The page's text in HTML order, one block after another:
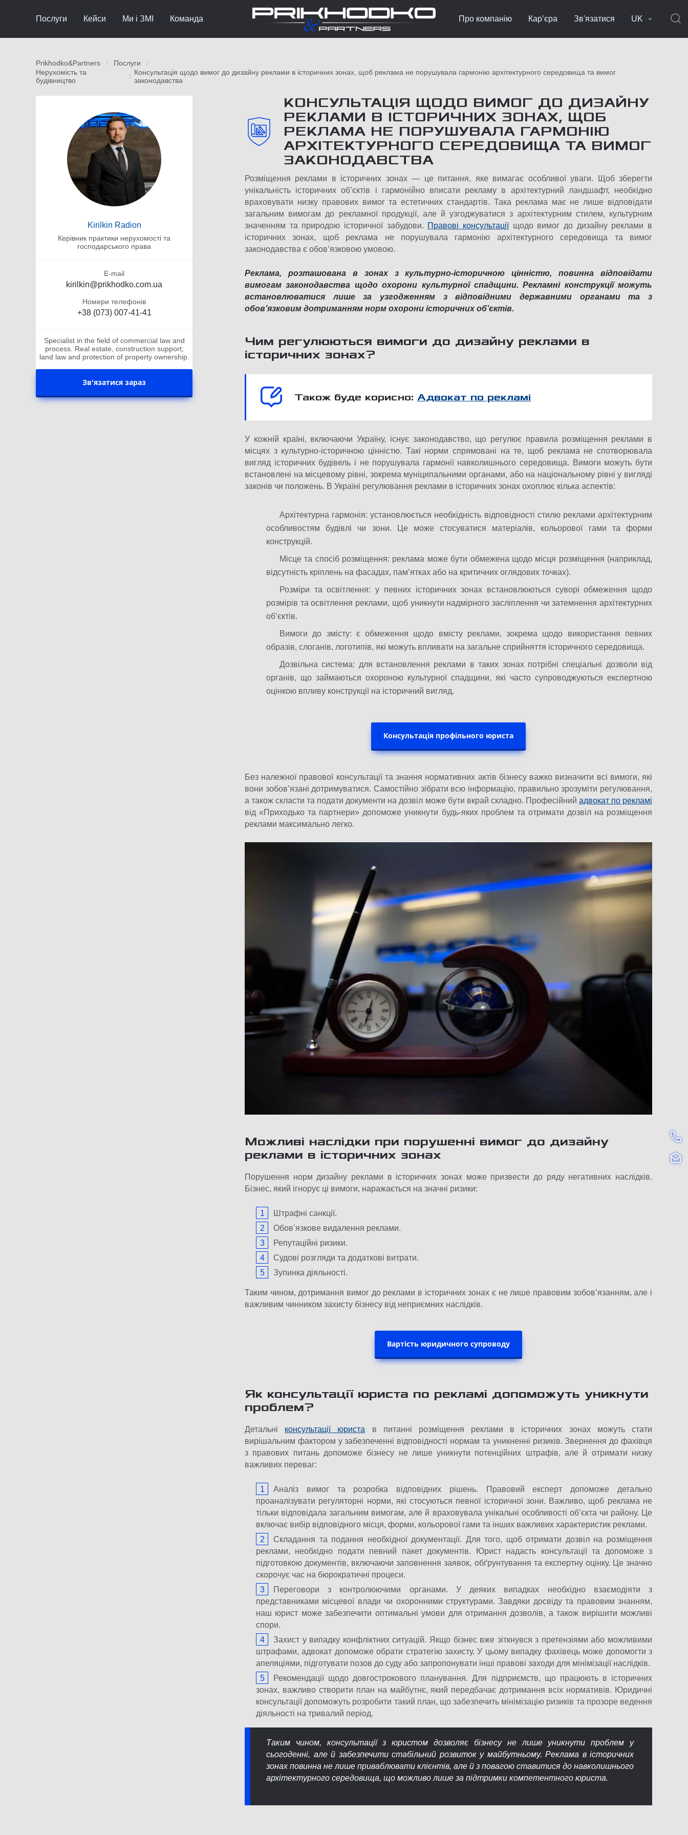
Послуги Кейси Ми і ЗМІ Команда Про компанію Кар’єра Зв'язатися UK
Prikhodko&Partners
Послуги
Нерухомість та
будівництво
Консультація щодо вимог до дизайну реклами в історичних зонах, щоб реклама не порушувала гармонію архітектурного середовища та вимог
законодавства
Kirilkin Radion
Керівник практики нерухомості та
господарського права
E-mail
kirilkin@prikhodko.com.ua
Номери телефонів
+38 (073) 007-41-41
Specialist in the field of commercial law and
process. Real estate, construction support;
land law and protection of property ownership.
Зв'язатися зараз
КОНСУЛЬТАЦІЯ ЩОДО ВИМОГ ДО ДИЗАЙНУ
РЕКЛАМИ В ІСТОРИЧНИХ ЗОНАХ, ЩОБ
РЕКЛАМА НЕ ПОРУШУВАЛА ГАРМОНІЮ
АРХІТЕКТУРНОГО СЕРЕДОВИЩА ТА ВИМОГ
ЗАКОНОДАВСТВА
Розміщення реклами в історичних зонах — це питання, яке вимагає особливої уваги. Щоб зберегти
унікальність історичних об’єктів і гармонійно вписати рекламу в архітектурний ландшафт, необхідно
враховувати низку правових вимог та естетичних стандартів. Така реклама має не лише відповідати
загальним вимогам до рекламної продукції, але й узгоджуватися з архітектурним стилем, культурним
значенням та природою історичної забудови. Правові консультаціїщодо вимог до дизайну реклами в
історичних зонах, щоб реклама не порушувала гармонію архітектурного середовища та вимог
законодавства є обов’язковою умовою.
Реклама, розташована в зонах з культурно-історичною цінністю, повинна відповідати
вимогам законодавства щодо охорони культурної спадщини. Рекламні конструкції можуть
встановлюватися лише за узгодженням з відповідними державними органами та з
обов’язковим дотриманням норм охорони історичних об’єктів.
Чим регулюються вимоги до дизайну реклами в
історичних зонах?
Також буде корисно: Адвокат по рекламі
У кожній країні, включаючи Україну, існує законодавство, що регулює правила розміщення реклами в
місцях з культурно-історичною цінністю. Такі норми спрямовані на те, щоб реклама не спотворювала
вигляд історичних будівель і не порушувала гармонії навколишнього середовища. Вимоги можуть бути
встановлені на місцевому рівні, зокрема муніципальними органами, або на національному рівні у вигляді
законів чи положень. В Україні регулювання реклами в історичних зонах охоплює кілька аспектів:
Архітектурна гармонія: установлюється необхідність відповідності стилю реклами архітектурним
особливостям будівлі чи зони. Це може стосуватися матеріалів, кольорової гами та форми
конструкцій.
Місце та спосіб розміщення: реклама може бути обмежена щодо місця розміщення (наприклад,
відсутність кріплень на фасадах, пам’ятках або на критичних оглядових точках).
Розміри та освітлення: у певних історичних зонах встановлюються суворі обмеження щодо
розмірів та освітлення реклами, щоб уникнути надмірного засліплення чи затемнення архітектурних
об’єктів.
Вимоги до змісту: є обмеження щодо вмісту реклами, зокрема щодо використання певних
образів, слоганів, логотипів, які можуть впливати на загальне сприйняття історичного середовища.
Дозвільна система: для встановлення реклами в таких зонах потрібні спеціальні дозволи від
органів, що займаються охороною культурної спадщини, які часто супроводжуються експертною
оцінкою впливу конструкції на історичний вигляд.
Консультація профільного юриста
Без належної правової консультації та знання нормативних актів бізнесу важко визначити всі вимоги, які
вони зобов’язані дотримуватися. Самостійно зібрати всю інформацію, правильно зрозуміти регулювання,
а також скласти та подати документи на дозвіл може бути вкрай складно. Професійний адвокат по рекламі
від «Приходько та партнери» допоможе уникнути будь-яких проблем та отримати дозвіл на розміщення
реклами максимально легко.
Можливі наслідки при порушенні вимог до дизайну
реклами в історичних зонах
Порушення норм дизайну реклами в історичних зонах може призвести до ряду негативних наслідків.
Бізнес, який ігнорує ці вимоги, наражається на значні ризики:
Штрафні санкції.
Обов’язкове видалення реклами.
Репутаційні ризики.
Судові розгляди та додаткові витрати.
Зупинка діяльності.
Таким чином, дотримання вимог до реклами в історичних зонах є не лише правовим зобов’язанням, але і
важливим чинником захисту бізнесу від неприємних наслідків.
Вартість юридичного супроводу
Як консультації юриста по рекламі допоможуть уникнути
проблем?
Детальні консультації юриста в питанні розміщення реклами в історичних зонах можуть стати
вирішальним фактором у забезпеченні відповідності нормам та уникненні ризиків. Звернення до фахівця
з правових питань допоможе бізнесу не лише уникнути потенційних штрафів, але й отримати низку
важливих переваг:
Аналіз вимог та розробка відповідних рішень. Правовий експерт допоможе детально
проаналізувати регуляторні норми, які стосуються певної історичної зони. Важливо, щоб реклама не
тільки відповідала загальним вимогам, але й враховувала унікальні особливості об’єкта чи району. Це
включає вибір відповідного місця, форми, кольорової гами та інших важливих характеристик реклами.
Складання та подання необхідної документації. Для того, щоб отримати дозвіл на розміщення
реклами, необхідно подати певний пакет документів. Юрист надасть консультації та допоможе з
підготовкою документів, включаючи заповнення заявок, обґрунтування та експертну оцінку. Це значно
скорочує час на бюрократичні процеси.
Переговори з контролюючими органами. У деяких випадках необхідно взаємодіяти з
представниками місцевої влади чи охоронними структурами. Завдяки досвіду та правовим знанням,
наш юрист може забезпечити оптимальні умови для отримання дозволів, а також вирішити можливі
спори.
Захист у випадку конфліктних ситуацій. Якщо бізнес вже зіткнувся з претензіями або можливими
штрафами, адвокат допоможе обрати стратегію захисту. У цьому випадку фахівець може допомогти з
апеляціями, підготувати позов до суду або запропонувати інші правові заходи для мінімізації наслідків.
Рекомендації щодо довгострокового планування. Для підприємств, що працюють в історичних
зонах, важливо створити план на майбутнє, який передбачає дотримання всіх нормативів. Юридичні
консультації допоможуть розробити такий план, що забезпечить мінімізацію ризиків та прозоре ведення
діяльності на тривалий період.
Таким чином, консультації з юристом дозволяє бізнесу не лише уникнути проблем у
сьогоденні, але й забезпечити стабільний розвиток у майбутньому. Реклама в історичних
зонах повинна не лише приваблювати клієнтів, але й з повагою ставитися до навколишнього
архітектурного середовища, що можливо лише за підтримки компетентного юриста.